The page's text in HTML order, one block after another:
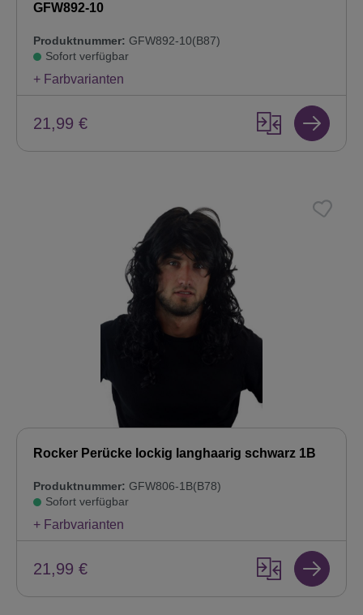
GFW892-10
Produktnummer: GFW892-10(B87)
Sofort verfügbar
+ Farbvarianten
21,99 €
Rocker Perücke lockig langhaarig schwarz 1B
Produktnummer: GFW806-1B(B78)
Sofort verfügbar
+ Farbvarianten
21,99 €